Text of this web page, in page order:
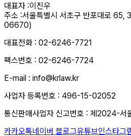
대표자 :이진우
주소 :서울특별시 서초구 반포대로 65,
06670)
대표전화 : 02-6246-7721
팩스번호 : 02-6246-7724
E-mail : info@krlaw.kr
사업자 등록번호 : 496-15-02052
통신판매사업자 신고번호 : 제2024-서
카카오톡네이버 블로그유튜브인스타그